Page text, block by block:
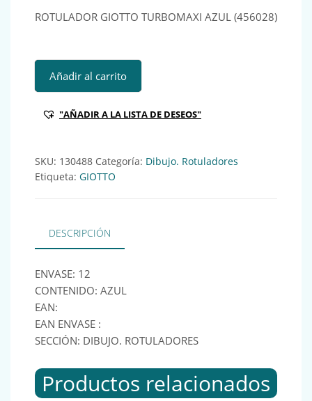
ROTULADOR GIOTTO TURBOMAXI AZUL (456028)
ROTULADOR GIOTTO TURBOMAXI AZUL (456028)
Añadir al carrito
"AÑADIR A LA LISTA DE DESEOS"
SKU: 130488 Categoría: Dibujo. Rotuladores
Etiqueta: GIOTTO
DESCRIPCIÓN
ENVASE: 12
CONTENIDO: AZUL
EAN:
EAN ENVASE :
SECCIÓN: DIBUJO. ROTULADORES
Productos relacionados